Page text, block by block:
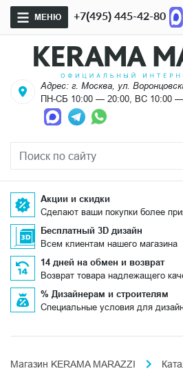
МЕНЮ +7(495) 445-42-80
Адрес: г. Москва, ул.
ПН-СБ 10:00 — 20:00, ВС 10:00
Акции и скидки
Сделают ваши покупки более
Бесплатный 3D дизайн
Всем клиентам нашего магазина
14 дней на обмен и возврат
Возврат товара надлежащего
% Дизайнерам и строителям
Специальные условия для
Магазин KERAMA MARAZZI